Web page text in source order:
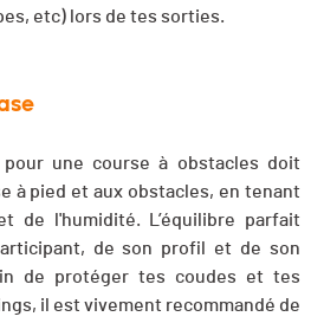
etc) lors de tes sorties.
pour une course à obstacles doit
à pied et aux obstacles, en tenant
de l'humidité. L’équilibre parfait
de son profil et de son
de protéger tes coudes et tes
il est vivement recommandé de